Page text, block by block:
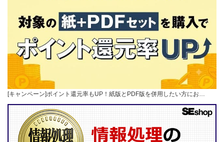
[キャンペーン]ポイント還元率もUP！紙版とPDF版を併用したい方にお…